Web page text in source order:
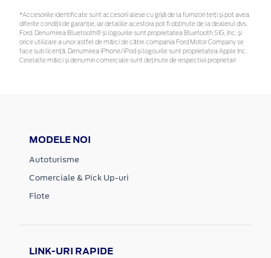
*Accesoriile identificate sunt accesorii alese cu grijă de la furnizori terți și pot avea
diferite condiții de garanție, iar detaliile acestora pot fi obținute de la dealerul dvs.
Ford. Denumirea Bluetooth® și logourile sunt proprietatea Bluetooth SIG, Inc. și
orice utilizare a unor astfel de mărci de către compania Ford Motor Company se
face sub licență. Denumirea iPhone/iPod și logourile sunt proprietatea Apple Inc.
Celelalte mărci și denumiri comerciale sunt deținute de respectivii proprietari
MODELE NOI
Autoturisme
Comerciale & Pick Up-uri
Flote
LINK-URI RAPIDE